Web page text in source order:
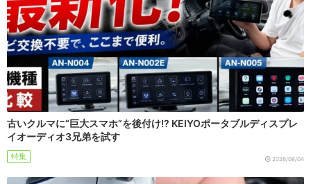
古いクルマに“巨大スマホ”を後付け!? KEIYOポータブルディスプレ
イオーディオ3兄弟を試す
特集 2026/08/04